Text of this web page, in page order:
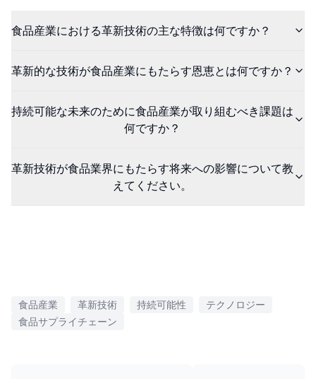
食品産業における革新技術の主な特徴は何ですか？
革新的な技術が食品産業にもたらす恩恵とは何ですか？
持続可能な未来のために食品産業が取り組むべき課題は
何ですか？
革新技術が食品業界にもたらす将来への影響について教
えてください。
食品産業 革新技術 持続可能性
テクノロジー
食品サプライチェーン